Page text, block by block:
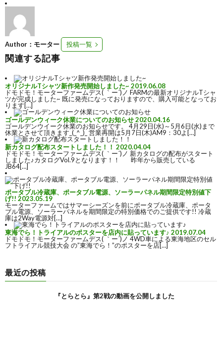
Author：モーター 投稿一覧
関連する記事
オリジナルTシャツ新作発売開始しました~ 2019.06.08
ドモドモ！モーターファームデス( ｀ー´)ノ FARMの最新オリジナルTシャ
ツが完成しました~ 既に発売になっておりますので、購入可能となってお
ります[…]
ゴールデンウィーク休業についてのお知らせ2020.04.16
ゴールデンウイーク休業のお知らせです。 4月29日(水)～5月6日(水)まで
休業とさせて頂きます_(_^_)_ 営業再開は5月7日(木)AM9：30よ[…]
新カタログ配布スタートしました！！ 2020.04.04
ドモドモ！モーターファームデス( ｀ー´)ノ 新カタログの配布がスタート
しました♪カタログVol.9となります！！ 昨年から販売している
JB64[…]
ポータブル冷蔵庫、ポータブル電源、ソーラーパネル期間限定特別値下
げ!! 2023.05.19
モーターファームではサマーシーズンを前にポータブル冷蔵庫、ポータ
ブル電源、ソーラーパネルを期間限定の特別価格でのご提供です!! 冷蔵
庫は2Way電源対[…]
東海でら！トライアルのポスターを店内に貼っています♪ 2019.07.04
ドモドモ！モーターファームデス( ｀ー´)ノ 4WD車による東海地区のセル
フトライアル競技大会 の”東海でら！”のポスターを店[…]
最近の投稿
『とらとら』第2戦の動画を公開しました